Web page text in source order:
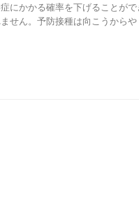
にかかる確率を下げることが
せん。予防接種は向こうから